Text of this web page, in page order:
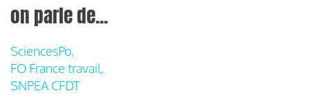
on parle de...
SciencesPo,
FO France travail,
SNPEA CFDT